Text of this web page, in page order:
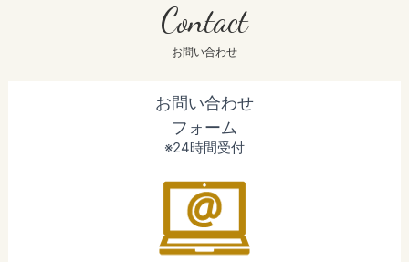
Contact
お問い合わせ
お問い合わせ
フォーム
※24時間受付